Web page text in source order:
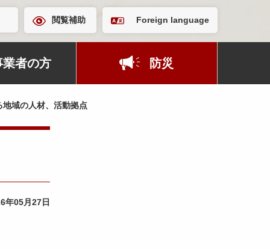
閲覧補助 Foreign language
業者の方 防災
域の人材、活動拠点
年05月27日